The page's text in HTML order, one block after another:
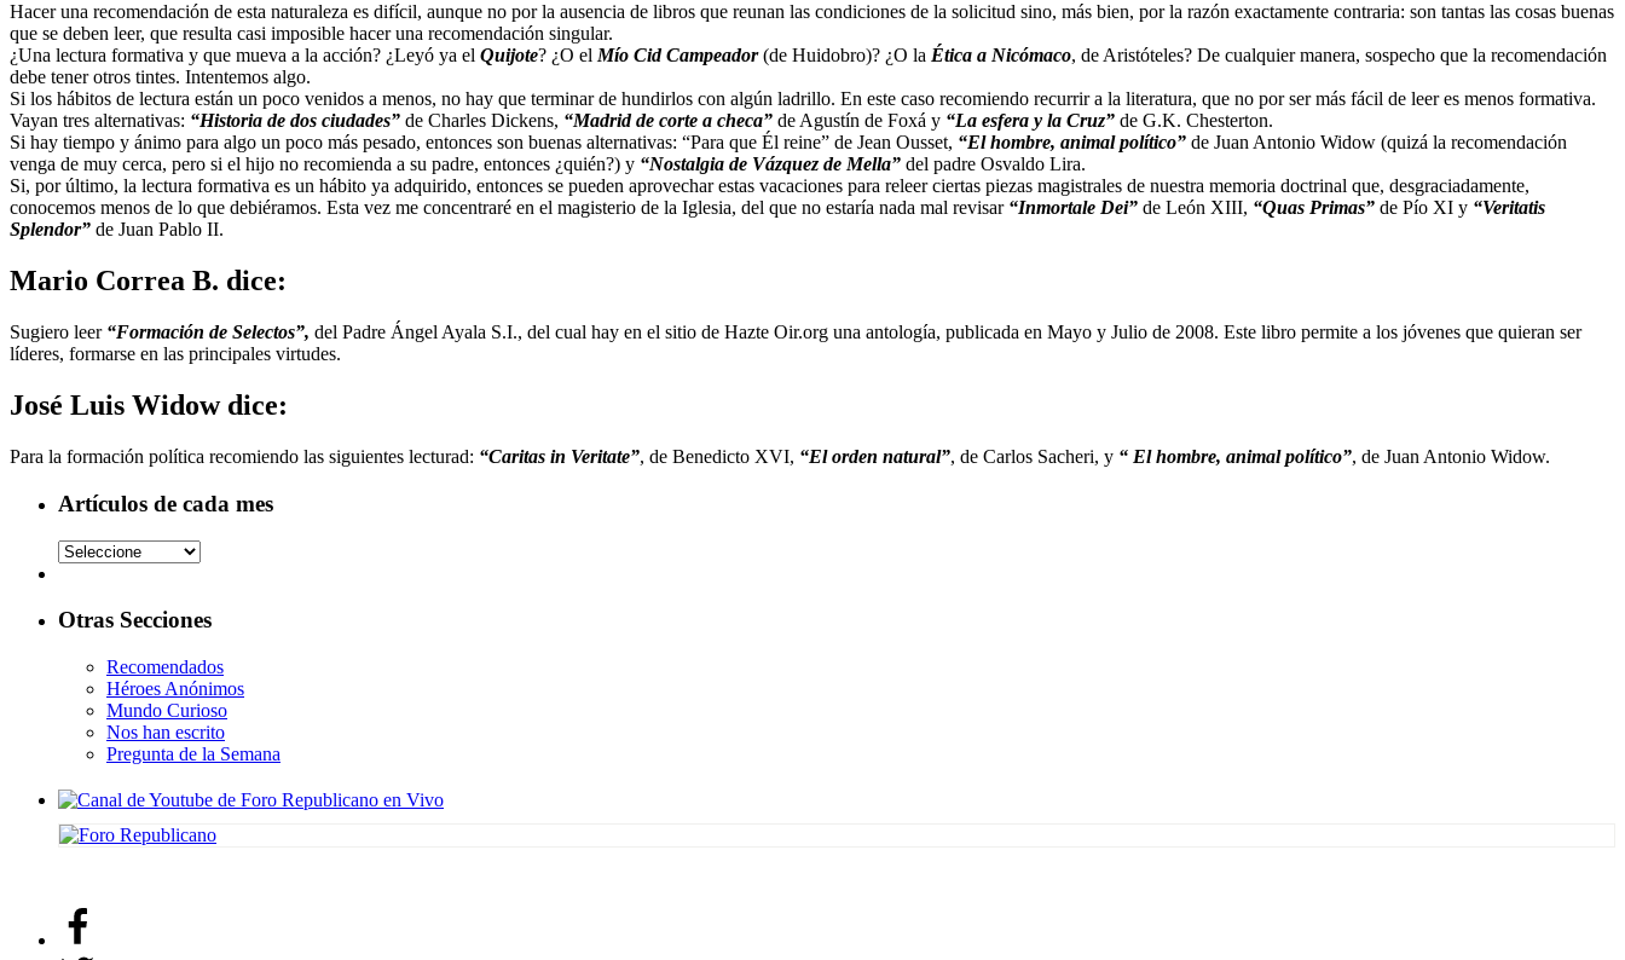
Hacer una recomendación de esta naturaleza es difícil, aunque no por la ausencia de libros que reunan las condiciones de la solicitud sino, más bien, por la razón exactamente contraria: son tantas las cosas buenas
que se deben leer, que resulta casi imposible hacer una recomendación singular.
¿Una lectura formativa y que mueva a la acción? ¿Leyó ya el Quijote? ¿O elMío Cid Campeador(de Huidobro)? ¿O la Ética a Nicómaco, de Aristóteles? De cualquier manera, sospecho que la recomendación
debe tener otros tintes. Intentemos algo.
Si los hábitos de lectura están un poco venidos a menos, no hay que terminar de hundirlos con algún ladrillo. En este caso recomiendo recurrir a la literatura, que no por ser más fácil de leer es menos formativa.
Vayan tres alternativas: “Historia de dos ciudades” de Charles Dickens, “Madrid de corte a checa” de Agustín de Foxá y “La esfera y la Cruz” de G.K. Chesterton.
Si hay tiempo y ánimo para algo un poco más pesado, entonces son buenas alternativas: “Para que Él reine” de Jean Ousset, “El hombre, animal político” de Juan Antonio Widow (quizá la recomendación
venga de muy cerca, pero si el hijo no recomienda a su padre, entonces ¿quién?) y “Nostalgia de Vázquez de Mella” del padre Osvaldo Lira.
Si, por último, la lectura formativa es un hábito ya adquirido, entonces se pueden aprovechar estas vacaciones para releer ciertas piezas magistrales de nuestra memoria doctrinal que, desgraciadamente,
conocemos menos de lo que debiéramos. Esta vez me concentraré en el magisterio de la Iglesia, del que no estaría nada mal revisar “Inmortale Dei” de León XIII, “Quas Primas” de Pío XI y “Veritatis
Splendor” de Juan Pablo II.
Mario Correa B. dice:
Sugiero leer“Formación de Selectos”, del Padre Ángel Ayala S.I., del cual hay en el sitio de Hazte Oir.org una antología, publicada en Mayo y Julio de 2008. Este libro permite a los jóvenes que quieran ser
líderes, formarse en las principales virtudes.
José Luis Widowdice:
Para la formación política recomiendo las siguientes lecturad: “Caritas in Veritate”, de Benedicto XVI, “El orden natural”, de Carlos Sacheri, y “ El hombre, animal político”, de Juan Antonio Widow.
Artículos de cada mes
Otras Secciones
Recomendados
Héroes Anónimos
Mundo Curioso
Nos han escrito
Pregunta de la Semana